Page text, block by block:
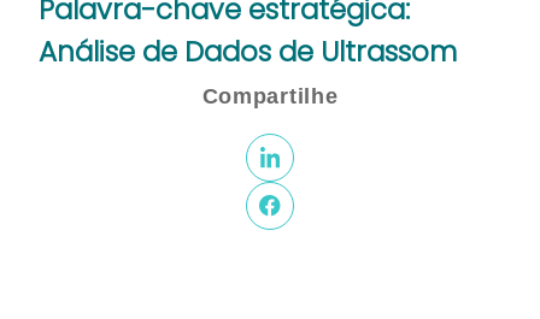
Palavra-chave estratégica:
Análise de Dados de Ultrassom
Compartilhe